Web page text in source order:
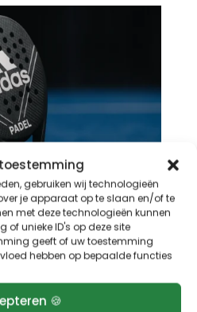
gebruiken wij technologieën
je apparaat op te slaan en/of te
met deze technologieën kunnen
unieke ID's op deze site
geeft of uw toestemming
hebben op bepaalde functies
🍪
tegen zweethanden
2025|Accessoires
ook wel eens last
je grip beïnvloeden?